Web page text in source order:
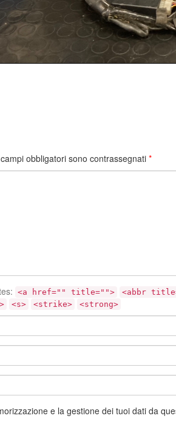
obbligatori sono contrassegnati *
<a href="" title=""> <abbr
<s> <strike> <strong>
e la gestione dei tuoi dati da